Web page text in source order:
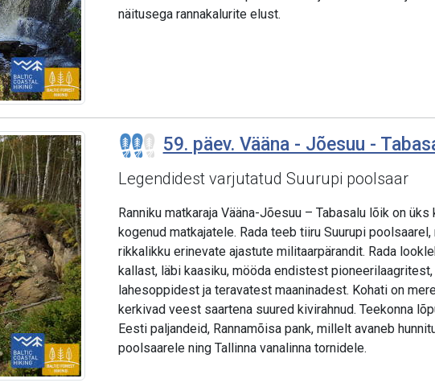
näitusega rannakalurite elust.
59. päev. Vääna - Jõesuu -
Legendidest varjutatud Suurupi poolsaar
Ranniku matkaraja Vääna-Jõesuu – Tabasalu lõik on
kogenud matkajatele. Rada teeb tiiru Suurupi
rikkalikku erinevate ajastute militaarpärandit. Rada
kallast, läbi kaasiku, mööda endistest
lahesoppidest ja teravatest maaninadest. Kohati on
kerkivad veest saartena suured kivirahnud. Teekonna
Eesti paljandeid, Rannamõisa pank, millelt avaneb
poolsaarele ning Tallinna vanalinna tornidele.